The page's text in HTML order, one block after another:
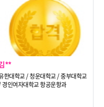
**
한대학교 / 청운대학교 / 중부대학교
경인여자대학교 항공운항과